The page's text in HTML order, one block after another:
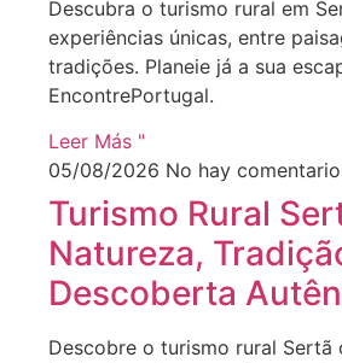
Descubra o turismo rural em
experiências únicas, entre
tradições. Planeie já a sua
EncontrePortugal.
Leer Más "
05/08/2026 No hay
Turismo Rural
Natureza,
Descoberta
Descobre o turismo rural Sertã